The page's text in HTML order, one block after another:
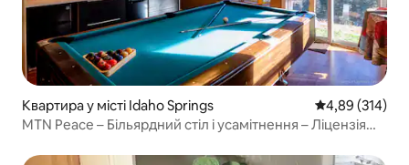
Квартира у місті Idaho Springs Середня
4,89 (314)
MTN Peace – Більярдний стіл і усамітнення – Ліцензія